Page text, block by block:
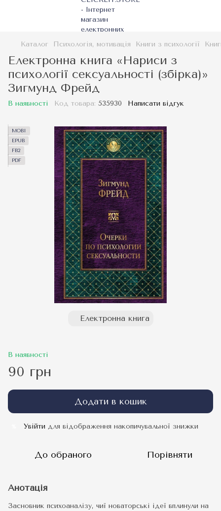
Каталог Психологія, мотивація Книги з психології
Електронна книга «Нариси з
психології сексуальності (збірка)»
Зигмунд Фрейд
В наявності Код товара: 535930 Написати відгук
MOBI
EPUB
FB2
PDF
Електронна книга
В наявності
90 грн
Додати в кошик
Увійти для відображення накопичувальної знижки
До обраного Порівняти
Анотація
Засновник психоаналізу, чиї новаторські ідеї вплинули на